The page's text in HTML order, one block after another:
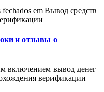
fechados em Вывод средств
и отзывы о
включением вывод денег
верификации